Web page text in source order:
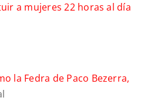
a mujeres 22 horas al día
la Fedra de Paco Bezerra,